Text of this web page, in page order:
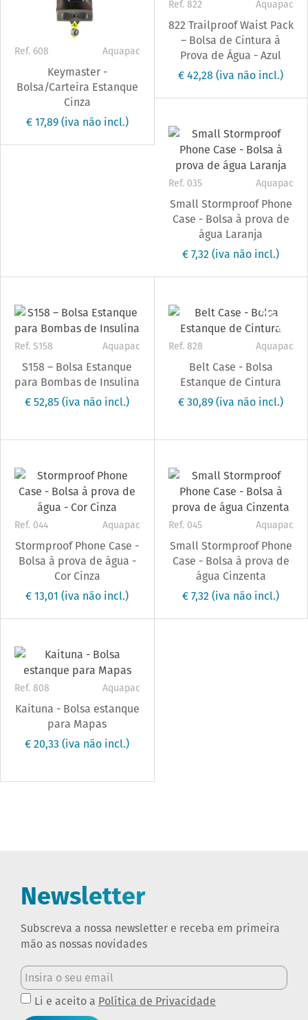
Ref. 608 Aquapac
Keymaster -
Bolsa/Carteira Estanque
Cinza
€ 17,89(iva não incl.)
Ref. 822 Aquapac
822 Trailproof Waist Pack
– Bolsa de Cintura à
Prova de Água - Azul
€ 42,28(iva não incl.)
Ref. 035 Aquapac
Small Stormproof Phone
Case - Bolsa à prova de
água Laranja
€ 7,32(iva não incl.)
Ref. S158 Aquapac
S158 – Bolsa Estanque
para Bombas de Insulina
€ 52,85(iva não incl.)
Ref. 828 Aquapac
Belt Case - Bolsa
Estanque de Cintura
€ 30,89(iva não incl.)
Outlet
Ref. 044 Aquapac
Stormproof Phone Case -
Bolsa à prova de água -
Cor Cinza
€ 13,01(iva não incl.)
Ref. 045 Aquapac
Small Stormproof Phone
Case - Bolsa à prova de
água Cinzenta
€ 7,32(iva não incl.)
Ref. 808 Aquapac
Kaituna - Bolsa estanque
para Mapas
€ 20,33(iva não incl.)
Newsletter
Subscreva a nossa newsletter e receba em primeira
mão as nossas novidades
Li e aceito a Política de Privacidade